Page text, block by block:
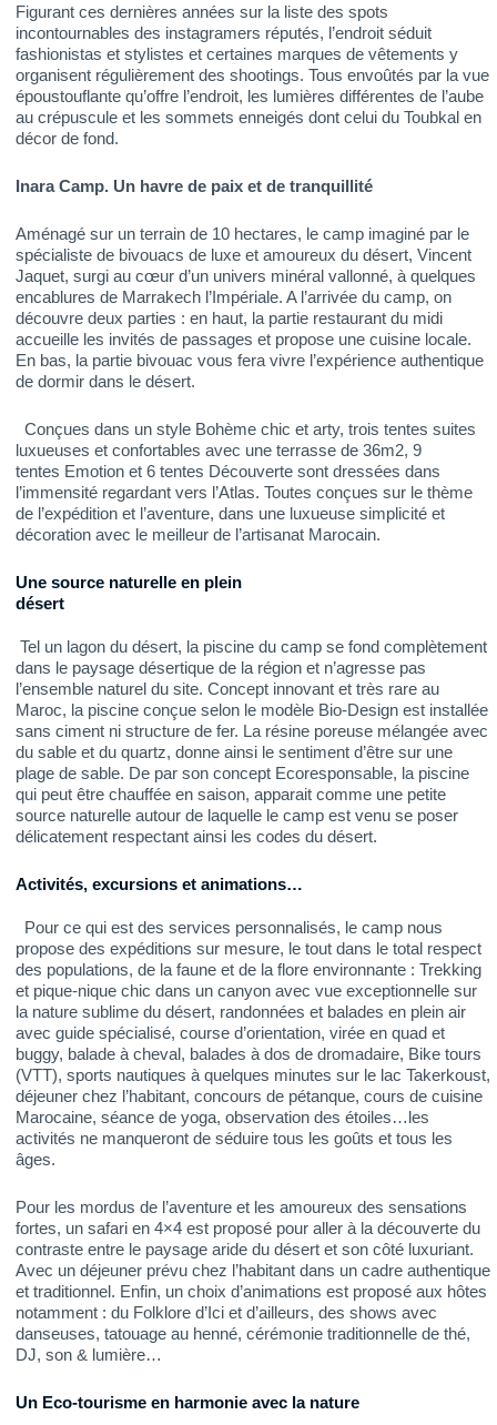
Figurant ces dernières années sur la liste des spots
incontournables des instagramers réputés, l’endroit séduit
fashionistas et stylistes et certaines marques de vêtements y
organisent régulièrement des shootings. Tous envoûtés par la vue
époustouflante qu’offre l’endroit, les lumières différentes de l’aube
au crépuscule et les sommets enneigés dont celui du Toubkal en
décor de fond.
Inara Camp. Un havre de paix et de tranquillité
Aménagé sur un terrain de 10 hectares, le camp imaginé par le
spécialiste de bivouacs de luxe et amoureux du désert, Vincent
Jaquet, surgi au cœur d’un univers minéral vallonné, à quelques
encablures de Marrakech l’Impériale. A l’arrivée du camp, on
découvre deux parties : en haut, la partie restaurant du midi
accueille les invités de passages et propose une cuisine locale.
En bas, la partie bivouac vous fera vivre l’expérience authentique
de dormir dans le désert.
Conçues dans un style Bohème chic et arty, trois tentes suites
luxueuses et confortables avec une terrasse de 36m2, 9
tentes Emotion et 6 tentes Découverte sont dressées dans
l’immensité regardant vers l’Atlas. Toutes conçues sur le thème
de l’expédition et l’aventure, dans une luxueuse simplicité et
décoration avec le meilleur de l’artisanat Marocain.
Une source naturelle en plein
désert
Tel un lagon du désert, la piscine du camp se fond complètement
dans le paysage désertique de la région et n’agresse pas
l’ensemble naturel du site. Concept innovant et très rare au
Maroc, la piscine conçue selon le modèle Bio-Design est installée
sans ciment ni structure de fer. La résine poreuse mélangée avec
du sable et du quartz, donne ainsi le sentiment d’être sur une
plage de sable. De par son concept Ecoresponsable, la piscine
qui peut être chauffée en saison, apparait comme une petite
source naturelle autour de laquelle le camp est venu se poser
délicatement respectant ainsi les codes du désert.
Activités, excursions et animations…
Pour ce qui est des services personnalisés, le camp nous
propose des expéditions sur mesure, le tout dans le total respect
des populations, de la faune et de la flore environnante : Trekking
et pique-nique chic dans un canyon avec vue exceptionnelle sur
la nature sublime du désert, randonnées et balades en plein air
avec guide spécialisé, course d’orientation, virée en quad et
buggy, balade à cheval, balades à dos de dromadaire, Bike tours
(VTT), sports nautiques à quelques minutes sur le lac Takerkoust,
déjeuner chez l’habitant, concours de pétanque, cours de cuisine
Marocaine, séance de yoga, observation des étoiles…les
activités ne manqueront de séduire tous les goûts et tous les
âges.
Pour les mordus de l’aventure et les amoureux des sensations
fortes, un safari en 4×4 est proposé pour aller à la découverte du
contraste entre le paysage aride du désert et son côté luxuriant.
Avec un déjeuner prévu chez l’habitant dans un cadre authentique
et traditionnel. Enfin, un choix d’animations est proposé aux hôtes
notamment : du Folklore d’Ici et d’ailleurs, des shows avec
danseuses, tatouage au henné, cérémonie traditionnelle de thé,
DJ, son & lumière…
Un Eco-tourisme en harmonie avec la nature